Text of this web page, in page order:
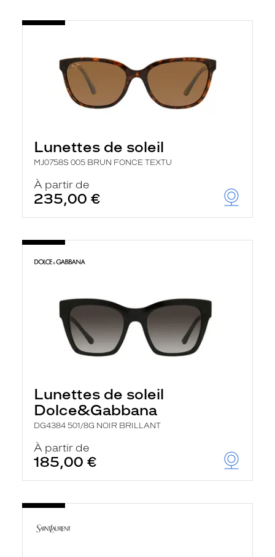
Lunettes de soleil
MJ0758S 005 BRUN FONCE TEXTU
À partir de
235,00 €
Lunettes de soleil
Dolce&Gabbana
DG4384 501/8G NOIR BRILLANT
À partir de
185,00 €